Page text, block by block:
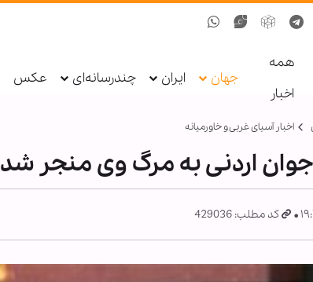
همه
اخبار
جهان ایران چندرسانه‌ای عکس
اخبار آسیای غربی و خاورمیانه
اردنی به مرگ وی منجر شد
کد مطلب: 429036